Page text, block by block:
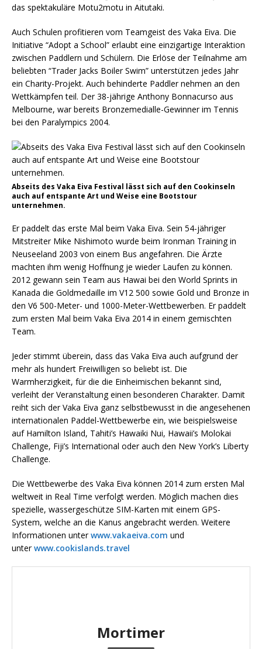
das spektakuläre Motu2motu in Aitutaki.
Auch Schulen profitieren vom Teamgeist des Vaka Eiva. Die
Initiative “Adopt a School” erlaubt eine einzigartige Interaktion
zwischen Paddlern und Schülern. Die Erlöse der Teilnahme am
beliebten “Trader Jacks Boiler Swim” unterstützen jedes Jahr
ein Charity-Projekt. Auch behinderte Paddler nehmen an den
Wettkämpfen teil. Der 38-jährige Anthony Bonnacurso aus
Melbourne, war bereits Bronzemedialle-Gewinner im Tennis
bei den Paralympics 2004.
Abseits des Vaka Eiva Festival lässt sich auf den Cookinseln
auch auf entspante Art und Weise eine Bootstour
unternehmen.
Er paddelt das erste Mal beim Vaka Eiva. Sein 54-jähriger
Mitstreiter Mike Nishimoto wurde beim Ironman Training in
Neuseeland 2003 von einem Bus angefahren. Die Ärzte
machten ihm wenig Hoffnung je wieder Laufen zu können.
2012 gewann sein Team aus Hawai bei den World Sprints in
Kanada die Goldmedaille im V12 500 sowie Gold und Bronze in
den V6 500-Meter- und 1000-Meter-Wettbewerben. Er paddelt
zum ersten Mal beim Vaka Eiva 2014 in einem gemischten
Team.
Jeder stimmt überein, dass das Vaka Eiva auch aufgrund der
mehr als hundert Freiwilligen so beliebt ist. Die
Warmherzigkeit, für die die Einheimischen bekannt sind,
verleiht der Veranstaltung einen besonderen Charakter. Damit
reiht sich der Vaka Eiva ganz selbstbewusst in die angesehenen
internationalen Paddel-Wettbewerbe ein, wie beispielsweise
auf Hamilton Island, Tahiti’s Hawaiki Nui, Hawaii’s Molokai
Challenge, Fiji’s International oder auch den New York’s Liberty
Challenge.
Die Wettbewerbe des Vaka Eiva können 2014 zum ersten Mal
weltweit in Real Time verfolgt werden. Möglich machen dies
spezielle, wassergeschütze SIM-Karten mit einem GPS-
System, welche an die Kanus angebracht werden. Weitere
Informationen unterwww.vakaeiva.com und
unterwww.cookislands.travel
Mortimer